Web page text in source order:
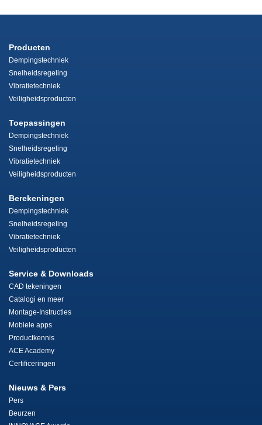
Producten
Dempingstechniek
Snelheidsregeling
Vibratietechniek
Veiligheidsproducten
Toepassingen
Dempingstechniek
Snelheidsregeling
Vibratietechniek
Veiligheidsproducten
Berekeningen
Dempingstechniek
Snelheidsregeling
Vibratietechniek
Veiligheidsproducten
Service & Downloads
CAD tekeningen
Catalogi en meer
Montage-Instructies
Mobiele apps
Productkennis
ACE Academy
Certificeringen
Nieuws & Pers
Pers
Beurzen